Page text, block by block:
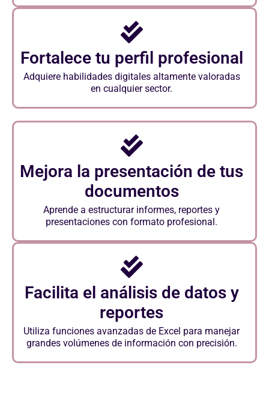
Fortalece tu perfil profesional
Adquiere habilidades digitales altamente valoradas
en cualquier sector.
Mejora la presentación de tus
documentos
Aprende a estructurar informes, reportes y
presentaciones con formato profesional.
Facilita el análisis de datos y
reportes
Utiliza funciones avanzadas de Excel para manejar
grandes volúmenes de información con precisión.